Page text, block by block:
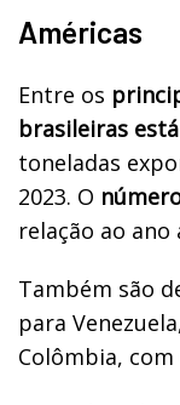
Américas
Entre os
brasileiras
toneladas
2023. O
relação ao
Também são
para
Colômbia, com